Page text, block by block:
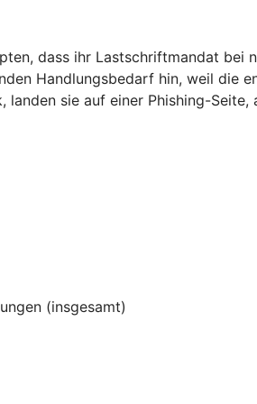
dass ihr Lastschriftmandat
Handlungsbedarf hin, weil die
sie auf einer Phishing-
(insgesamt)